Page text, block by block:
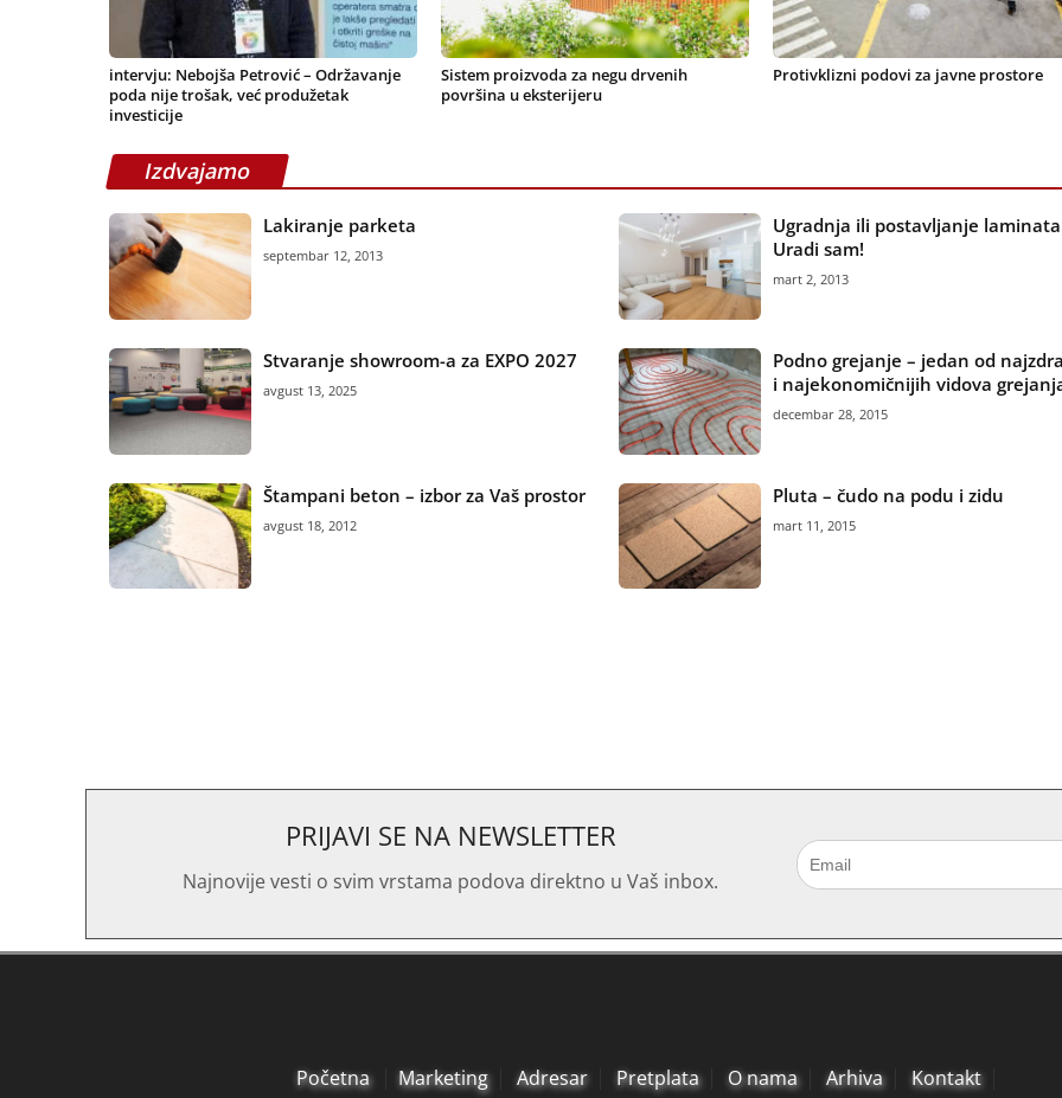
intervju: Nebojša Petrović – Održavanje
poda nije trošak, već produžetak
investicije
Sistem proizvoda za negu drvenih
površina u eksterijeru
Protivklizni podovi za javne prostore
Izdvajamo
Lakiranje parketa
septembar 12, 2013
Ugradnja ili postavljanje laminata
Uradi sam!
mart 2, 2013
Stvaranje showroom-a za EXPO 2027
avgust 13, 2025
Podno grejanje – jedan od
i najekonomičnijih vidova
decembar 28, 2015
Štampani beton – izbor za Vaš prostor
avgust 18, 2012
Pluta – čudo na podu i zidu
mart 11, 2015
PRIJAVI SE NA NEWSLETTER
Najnovije vesti o svim vrstama podova direktno u Vaš inbox.
Početna Marketing Adresar Pretplata O nama Arhiva Kontakt